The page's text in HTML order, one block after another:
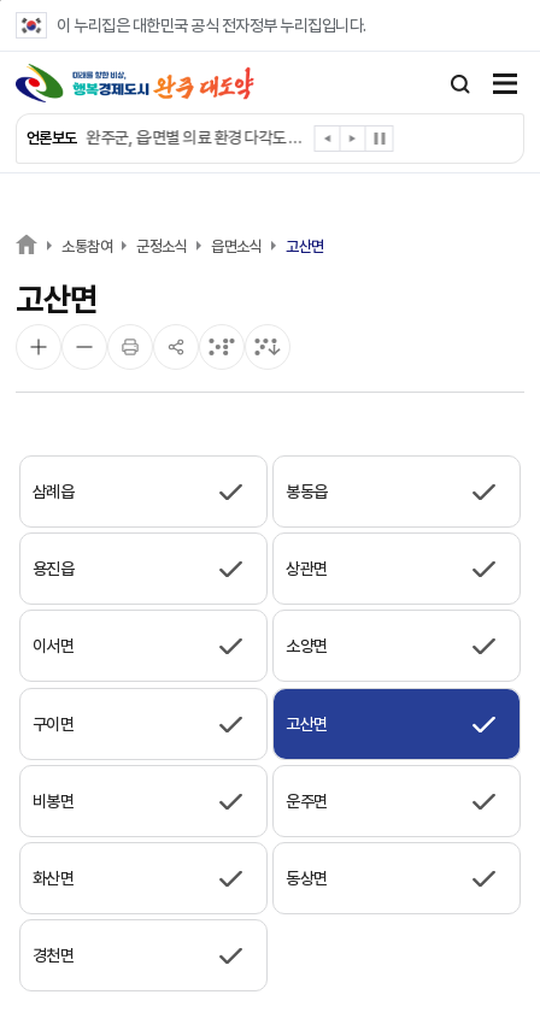
이 누리집은 대한민국 공식 전자정부 누리집입니다.
언론보도
완주군, ‘수의계약 총량제’ 개편 운영
완주군 청소년, 초록우산 지원으로 치과 치료
완주군, 읍·면별 의료 환경 다각도 진단한다
완주군, 모바일 헬스케어 “내 건강 변화 직접 확인”
전북은행, 완주군에 ‘시원키트’ 60세트 기탁
소통참여 군정소식 읍면소식 고산면
고산면
삼례읍 봉동읍
용진읍 상관면
이서면 소양면
구이면 고산면
비봉면 운주면
화산면 동상면
경천면